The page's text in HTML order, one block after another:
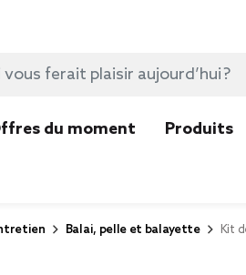
du moment Produits
Balai, pelle et balayette Kit